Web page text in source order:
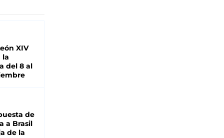
XIV
la
del 8 al
de
a Brasil
de la